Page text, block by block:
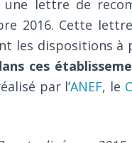
une lettre de
2016. Cette
les dispositions à
ces
par l’ANEF, le